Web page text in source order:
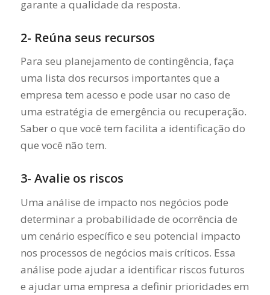
garante a qualidade da resposta.
2- Reúna seus recursos
Para seu planejamento de contingência, faça
uma lista dos recursos importantes que a
empresa tem acesso e pode usar no caso de
uma estratégia de emergência ou recuperação.
Saber o que você tem facilita a identificação do
que você não tem.
3- Avalie os riscos
Uma análise de impacto nos negócios pode
determinar a probabilidade de ocorrência de
um cenário específico e seu potencial impacto
nos processos de negócios mais críticos. Essa
análise pode ajudar a identificar riscos futuros
e ajudar uma empresa a definir prioridades em